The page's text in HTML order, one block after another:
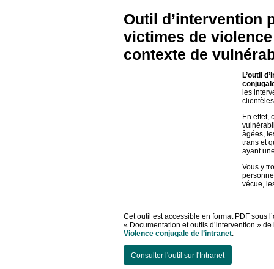
Outil d’intervention
victimes de
contexte de
L’outil
les
En effet,
âgées,
trans et
ayant
Vous y
vécue,
Cet outil est accessible en format PDF sous
« Documentation et outils d’intervention » de
Violence conjugale de l’intranet.
Consulter l'outil sur l'Intranet